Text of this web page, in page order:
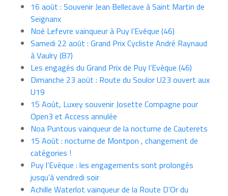
16 août : Souvenir Jean Bellecave à Saint Martin de
Seignanx
Noé Lefevre vainqueur à Puy l’Evêque (46)
Samedi 22 août : Grand Prix Cycliste André Raynaud
à Vaulry (87)
Les engagés du Grand Prix de Puy l’Evèque (46)
Dimanche 23 août : Route du Soulor U23 ouvert aux
U19
15 Août, Luxey souvenir Josette Compagne pour
Open3 et Access annulée
Noa Puntous vainqueur de la nocturne de Cauterets
15 Août : nocturne de Montpon , changement de
catégories !
Puy l’Evèque : les engagements sont prolongés
jusqu’à vendredi soir
Achille Waterlot vainqueur de la Route D’Or du